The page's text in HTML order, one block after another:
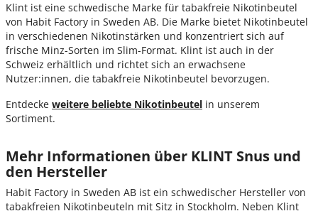
Klint ist eine schwedische Marke für tabakfreie Nikotinbeutel
von Habit Factory in Sweden AB. Die Marke bietet Nikotinbeutel
in verschiedenen Nikotinstärken und konzentriert sich auf
frische Minz-Sorten im Slim-Format. Klint ist auch in der
Schweiz erhältlich und richtet sich an erwachsene
Nutzer:innen, die tabakfreie Nikotinbeutel bevorzugen.
Entdecke weitere beliebte Nikotinbeutel in unserem
Sortiment.
Mehr Informationen über KLINT Snus und
den Hersteller
Habit Factory in Sweden AB ist ein schwedischer Hersteller von
tabakfreien Nikotinbeuteln mit Sitz in Stockholm. Neben Klint